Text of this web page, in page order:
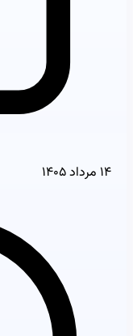
۱۴ مرداد ۱۴۰۵